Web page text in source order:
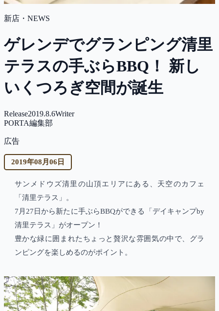
新店・NEWS
ゲレンデでグランピング清里
テラスの手ぶらBBQ！ 新し
いくつろぎ空間が誕生
Release2019.8.6Writer
PORTA編集部
広告
2019年08月06日
サンメドウズ清里の山頂エリアにある、天空のカフェ
「清里テラス」。
7月27日から新たに手ぶらBBQができる「デイキャンプby
清里テラス」がオープン！
豊かな緑に囲まれたちょっと贅沢な雰囲気の中で、グラ
ンピングを楽しめるのがポイント。